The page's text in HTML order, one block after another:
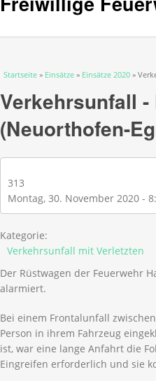
Sie sind hier
Startseite » Einsätze » Einsätze 2020 »
Verkehrsunfall
(Neuorthofen-
313
Montag, 30. November 2020 -
Kategorie:
Verkehrsunfall mit Verletzten
Der Rüstwagen der Feuerwehr
alarmiert.
Bei einem Frontalunfall
Person in ihrem Fahrzeug
ist, war eine lange Anfahrt die
Eingreifen erforderlich und sie